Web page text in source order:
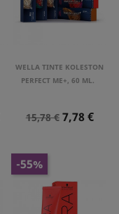
WELLA TINTE KOLESTON
PERFECT ME+, 60 ML.
Precio
15,78 € Precio
7,78 €
-55%